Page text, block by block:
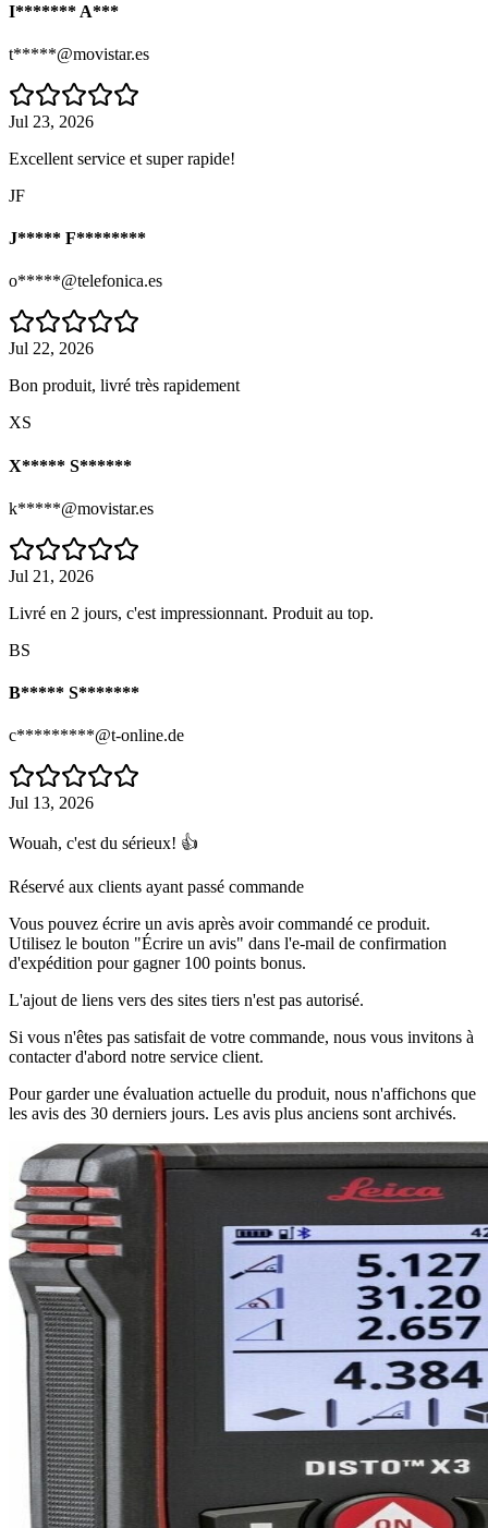
I******* A***
t*****@movistar.es
Jul 23, 2026
Excellent service et super rapide!
JF
J***** F********
o*****@telefonica.es
Jul 22, 2026
Bon produit, livré très rapidement
XS
X***** S******
k*****@movistar.es
Jul 21, 2026
Livré en 2 jours, c'est impressionnant. Produit au top.
BS
B***** S*******
c*********@t-online.de
Jul 13, 2026
Wouah, c'est du sérieux! 👍
Réservé aux clients ayant passé commande
Vous pouvez écrire un avis après avoir commandé ce produit.
Utilisez le bouton "Écrire un avis" dans l'e-mail de confirmation
d'expédition pour gagner 100 points bonus.
L'ajout de liens vers des sites tiers n'est pas autorisé.
Si vous n'êtes pas satisfait de votre commande, nous vous invitons à
contacter d'abord notre service client.
Pour garder une évaluation actuelle du produit, nous n'affichons que
les avis des 30 derniers jours. Les avis plus anciens sont archivés.